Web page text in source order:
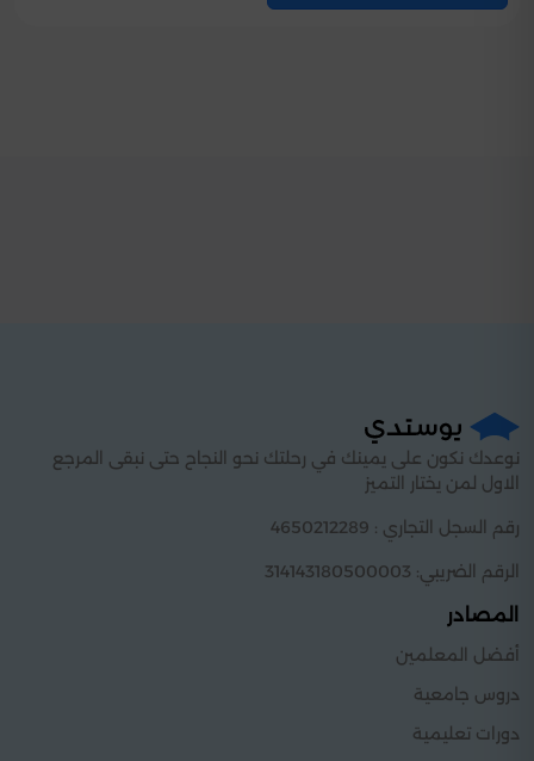
نوعدك نكون على يمينك في رحلتك نحو النجاح حتى نبقى المرجع
الاول لمن يختار التميز
رقم السجل التجاري : 4650212289
الرقم الضريبي: 314143180500003
المصادر
أفضل المعلمين
دروس جامعية
دورات تعليمية